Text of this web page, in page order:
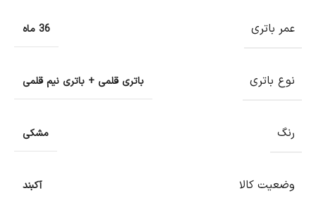
عمر باتری 36 ماه
نوع باتری باتری قلمی + باتری نیم قلمی
رنگ مشکی
وضعیت کالا آکبند